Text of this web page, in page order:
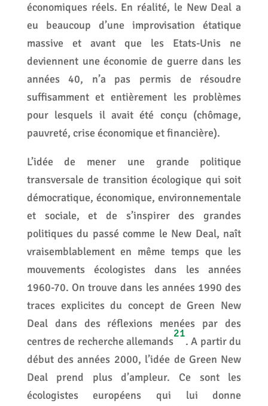
économiques réels. En réalité, le New Deal a
eu beaucoup d’une improvisation étatique
massive et avant que les Etats-Unis ne
deviennent une économie de guerre dans les
années 40, n’a pas permis de résoudre
suffisamment et entièrement les problèmes
pour lesquels il avait été conçu (chômage,
pauvreté, crise économique et financière).
L’idée de mener une grande politique
transversale de transition écologique qui soit
démocratique, économique, environnementale
et sociale, et de s’inspirer des grandes
politiques du passé comme le New Deal, naît
vraisemblablement en même temps que les
mouvements écologistes dans les années
1960-70. On trouve dans les années 1990 des
traces explicites du concept de Green New
Deal dans des réflexions menées par des
centres de recherche allemands
21
. A partir du
début des années 2000, l’idée de Green New
Deal prend plus d’ampleur. Ce sont les
écologistes européens qui lui donne